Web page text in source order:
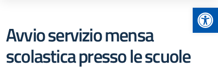
Avvio servizio mensa
scolastica presso le scuole